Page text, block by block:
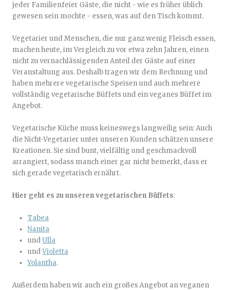
jeder Familienfeier Gäste, die nicht - wie es früher üblich
gewesen sein mochte - essen, was auf den Tisch kommt.
Vegetarier und Menschen, die nur ganz wenig Fleisch essen,
machen heute, im Vergleich zu vor etwa zehn Jahren, einen
nicht zu vernachlässigenden Anteil der Gäste auf einer
Veranstaltung aus. Deshalb tragen wir dem Rechnung und
haben mehrere vegetarische Speisen und auch mehrere
vollständig vegetarische Büffets und ein veganes Büffet im
Angebot.
Vegetarische Küche muss keineswegs langweilig sein: Auch
die Nicht-Vegetarier unter unseren Kunden schätzen unsere
Kreationen. Sie sind bunt, vielfältig und geschmackvoll
arrangiert, sodass manch einer gar nicht bemerkt, dass er
sich gerade vegetarisch ernährt.
Hier geht es zu unseren vegetarischen Büffets:
Tabea
Nanita
und Ulla
undVioletta
Yolantha.
Außerdem haben wir auch ein großes Angebot an veganen